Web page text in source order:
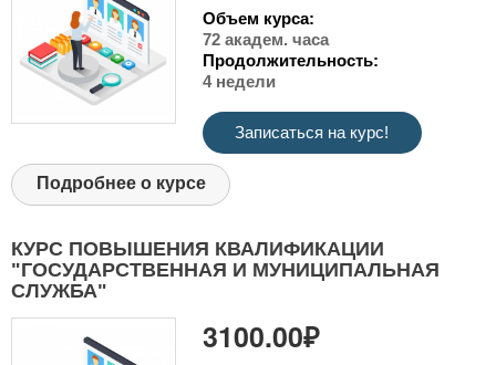
Объем курса:
72 академ. часа
Продолжительность:
4 недели
Записаться на курс!
Подробнее о курсе
КУРС ПОВЫШЕНИЯ КВАЛИФИКАЦИИ
"ГОСУДАРСТВЕННАЯ И МУНИЦИПАЛЬНАЯ
СЛУЖБА"
3100.00₽